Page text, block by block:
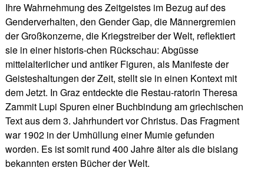
Ihre Wahrnehmung des Zeitgeistes im Bezug auf des
Genderverhalten, den Gender Gap, die Männergremien
der Großkonzerne, die Kriegstreiber der Welt, reflektiert
sie in einer historis-chen Rückschau: Abgüsse
mittelalterlicher und antiker Figuren, als Manifeste der
Geisteshaltungen der Zeit, stellt sie in einen Kontext mit
dem Jetzt. In Graz entdeckte die Restau-ratorin Theresa
Zammit Lupi Spuren einer Buchbindung am griechischen
Text aus dem 3. Jahrhundert vor Christus. Das Fragment
war 1902 in der Umhüllung einer Mumie gefunden
worden. Es ist somit rund 400 Jahre älter als die bislang
bekannten ersten Bücher der Welt.